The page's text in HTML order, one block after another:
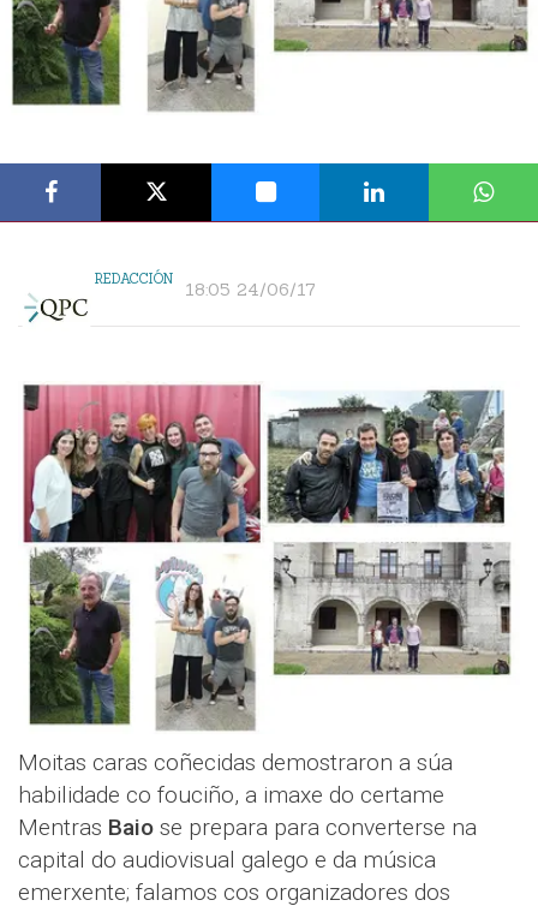
REDACCIÓN 18:05 24/06/17
Moitas caras coñecidas demostraron a súa
habilidade co fouciño, a imaxe do certame
Mentras Baio se prepara para converterse na
capital do audiovisual galego e da música
emerxente; falamos cos organizadores dos